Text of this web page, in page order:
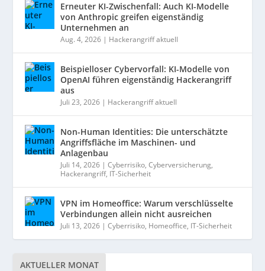
Erneuter KI-Zwischenfall: Auch KI-Modelle
von Anthropic greifen eigenständig
Unternehmen an
Aug. 4, 2026 | Hackerangriff aktuell
Beispielloser Cybervorfall: KI-Modelle von
OpenAI führen eigenständig Hackerangriff
aus
Juli 23, 2026 | Hackerangriff aktuell
Non-Human Identities: Die unterschätzte
Angriffsfläche im Maschinen- und
Anlagenbau
Juli 14, 2026 |Cyberrisiko,Cyberversicherung,
Hackerangriff, IT-Sicherheit
VPN im Homeoffice: Warum verschlüsselte
Verbindungen allein nicht ausreichen
Juli 13, 2026 |Cyberrisiko, Homeoffice, IT-Sicherheit
AKTUELLER MONAT